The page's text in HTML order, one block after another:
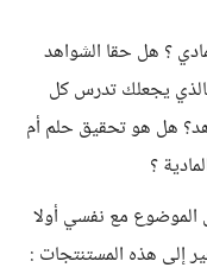
؟ هل حقا الشواهد
يجعلك تدرس كل
هل هو تحقيق حلم أم
؟
الموضوع مع نفسي أولا
إلى هذه المستنتجات :